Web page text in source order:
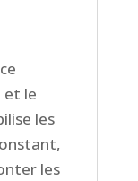
et le
les
les